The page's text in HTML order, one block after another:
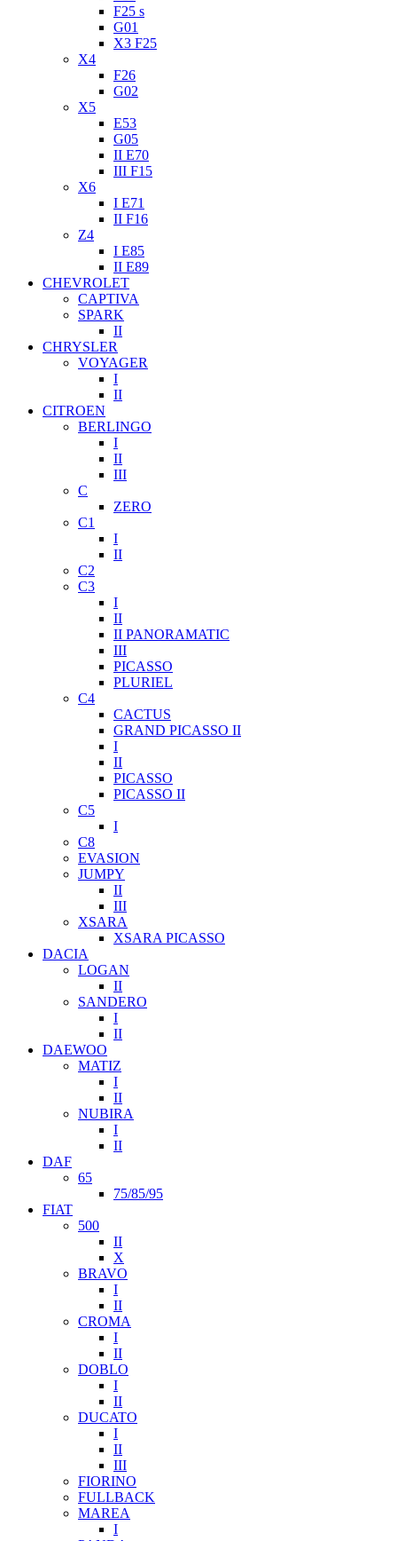
F25 s
G01
X3 F25
X4
F26
G02
X5
E53
G05
II E70
III F15
X6
I E71
II F16
Z4
I E85
II E89
CHEVROLET
CAPTIVA
SPARK
II
CHRYSLER
VOYAGER
I
II
CITROEN
BERLINGO
I
II
III
C
ZERO
C1
I
II
C2
C3
I
II
II PANORAMATIC
III
PICASSO
PLURIEL
C4
CACTUS
GRAND PICASSO II
I
II
PICASSO
PICASSO II
C5
I
C8
EVASION
JUMPY
II
III
XSARA
XSARA PICASSO
DACIA
LOGAN
II
SANDERO
I
II
DAEWOO
MATIZ
I
II
NUBIRA
I
II
DAF
65
75/85/95
FIAT
500
II
X
BRAVO
I
II
CROMA
I
II
DOBLO
I
II
DUCATO
I
II
III
FIORINO
FULLBACK
MAREA
I